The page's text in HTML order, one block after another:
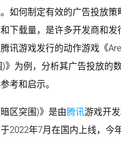
如何制定有效的广告投放策
下载量，是许多开发商和发
讯游戏发行的动作游戏《
)》为例，分析其广告投放的
考和启示。
暗区突围)》是由腾讯游戏开
2022年7月在国内上线，今